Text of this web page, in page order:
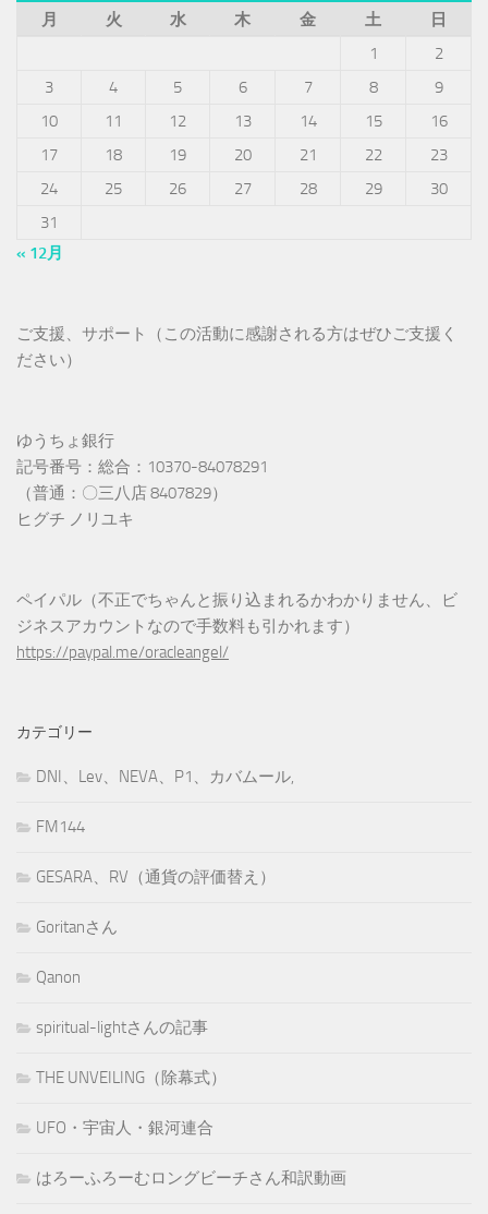
月
火 水 木 金 土
日
1
2
3
4 5 6 7 8
9
10
11 12 13 14 15
16
17
18 19 20 21 22
23
24
25 26 27 28 29
30
31
« 12月
ご支援、サポート（この活動に感謝される方はぜひご支援く
ださい）
ゆうちょ銀行
記号番号：総合：10370-84078291
（普通：〇三八店 8407829）
ヒグチ ノリユキ
ペイパル（不正でちゃんと振り込まれるかわかりません、ビ
ジネスアカウントなので手数料も引かれます）
https://paypal.me/oracleangel/
カテゴリー
DNI、Lev、NEVA、P1、カバムール,
FM144
GESARA、RV（通貨の評価替え）
Goritanさん
Qanon
spiritual-lightさんの記事
THE UNVEILING（除幕式）
UFO・宇宙人・銀河連合
はろーふろーむロングビーチさん和訳動画